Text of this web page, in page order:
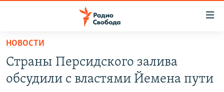
упрощенного
доступа
Вернуться
ПОДКАСТЫ
АВТОРСКИЕ ПРОЕКТЫ
НОВОСТИ
Страны Персидского залива
обсудили с властями Йемена пути